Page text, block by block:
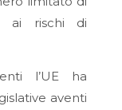
ai rischi di
l’UE ha
aventi